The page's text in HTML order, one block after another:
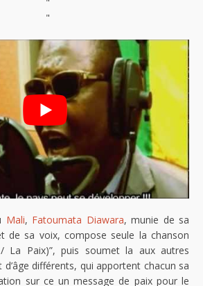
"
Mali, Fatoumata Diawara, munie de sa
de sa voix, compose seule la chanson
La Paix)”, puis soumet la aux autres
différents, qui apportent chacun sa
sur ce un message de paix pour le